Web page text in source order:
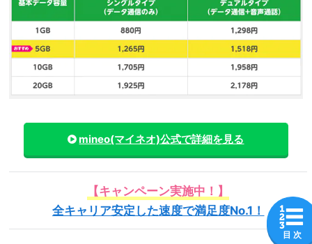
mineo(マイネオ)公式で詳細を見る
【キャンペーン実施中！】
全キャリア安定した速度で満足度No.1！
目 次